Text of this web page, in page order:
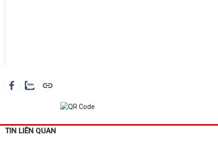
TIN LIÊN QUAN